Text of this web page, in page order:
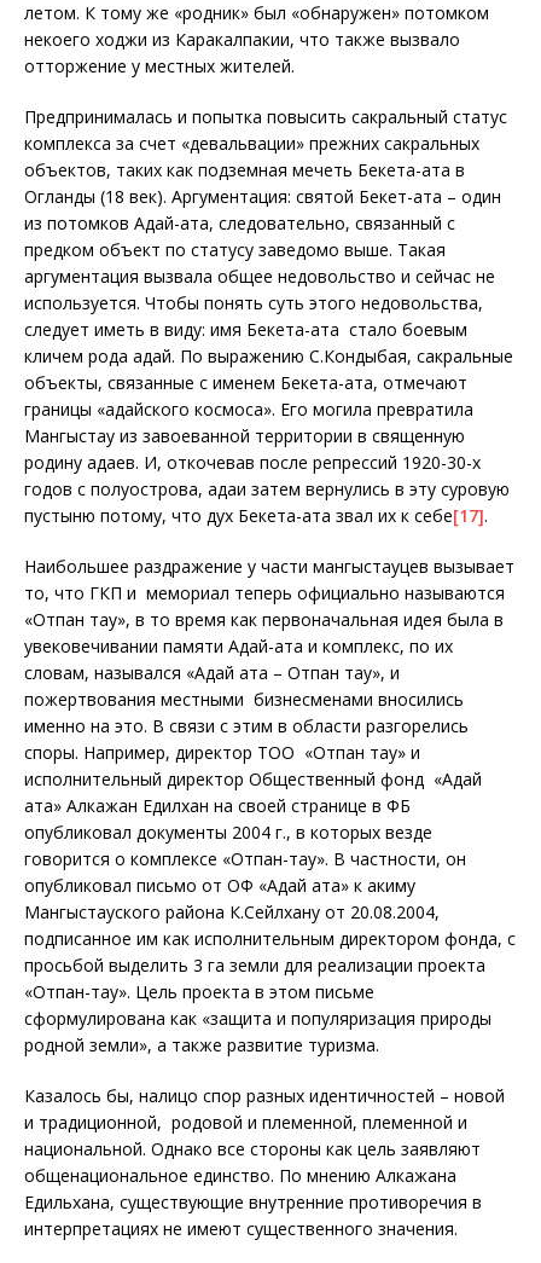
летом. К тому же «родник» был «обнаружен» потомком
некоего ходжи из Каракалпакии, что также вызвало
отторжение у местных жителей.
Предпринималась и попытка повысить сакральный статус
комплекса за счет «девальвации» прежних сакральных
объектов, таких как подземная мечеть Бекета-ата в
Огланды (18 век). Аргументация: святой Бекет-ата – один
из потомков Адай-ата, следовательно, связанный с
предком объект по статусу заведомо выше. Такая
аргументация вызвала общее недовольство и сейчас не
используется. Чтобы понять суть этого недовольства,
следует иметь в виду: имя Бекета-ата стало боевым
кличем рода адай. По выражению С.Кондыбая, сакральные
объекты, связанные с именем Бекета-ата, отмечают
границы «адайского космоса». Его могила превратила
Мангыстау из завоеванной территории в священную
родину адаев. И, откочевав после репрессий 1920-30-х
годов с полуострова, адаи затем вернулись в эту суровую
пустыню потому, что дух Бекета-ата звал их к себе[17].
Наибольшее раздражение у части мангыстауцев вызывает
то, что ГКП и мемориал теперь официально называются
«Отпан тау», в то время как первоначальная идея была в
увековечивании памяти Адай-ата и комплекс, по их
словам, назывался «Адай ата – Отпан тау», и
пожертвования местными бизнесменами вносились
именно на это. В связи с этим в области разгорелись
споры. Например, директор ТОО «Отпан тау» и
исполнительный директор Общественный фонд «Адай
ата» Алкажан Едилхан на своей странице в ФБ
опубликовал документы 2004 г., в которых везде
говорится о комплексе «Отпан-тау». В частности, он
опубликовал письмо от ОФ «Адай ата» к акиму
Мангыстауского района К.Сейлхану от 20.08.2004,
подписанное им как исполнительным директором фонда, с
просьбой выделить 3 га земли для реализации проекта
«Отпан-тау». Цель проекта в этом письме
сформулирована как «защита и популяризация природы
родной земли», а также развитие туризма.
Казалось бы, налицо спор разных идентичностей – новой
и традиционной, родовой и племенной, племенной и
национальной. Однако все стороны как цель заявляют
общенациональное единство. По мнению Алкажана
Едильхана, существующие внутренние противоречия в
интерпретациях не имеют существенного значения.